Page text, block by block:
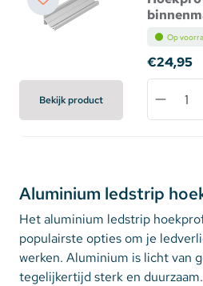
Bekijk product
Op
€24,95
Aluminium ledstrip
Het aluminium ledstrip
populairste opties om je
werken. Aluminium is licht van
tegelijkertijd sterk en